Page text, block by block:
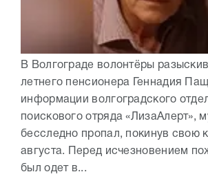
В Волгограде волонтёры
летнего пенсионера Геннадия
информации волгоградского
поискового отряда «ЛизаАлерт»,
бесследно пропал, покинув свою
августа. Перед исчезновением
был одет в...